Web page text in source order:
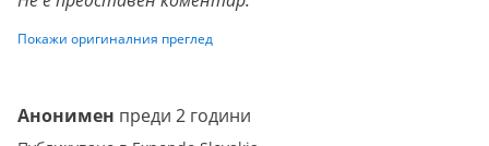
Покажи оригиналния преглед
Анонимен преди 2 години